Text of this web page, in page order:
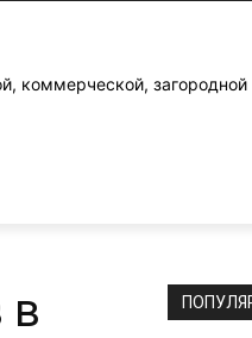
коммерческой,
в